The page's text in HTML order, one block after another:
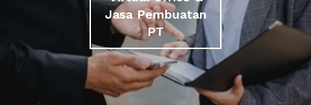
Jasa Pembuatan
PT